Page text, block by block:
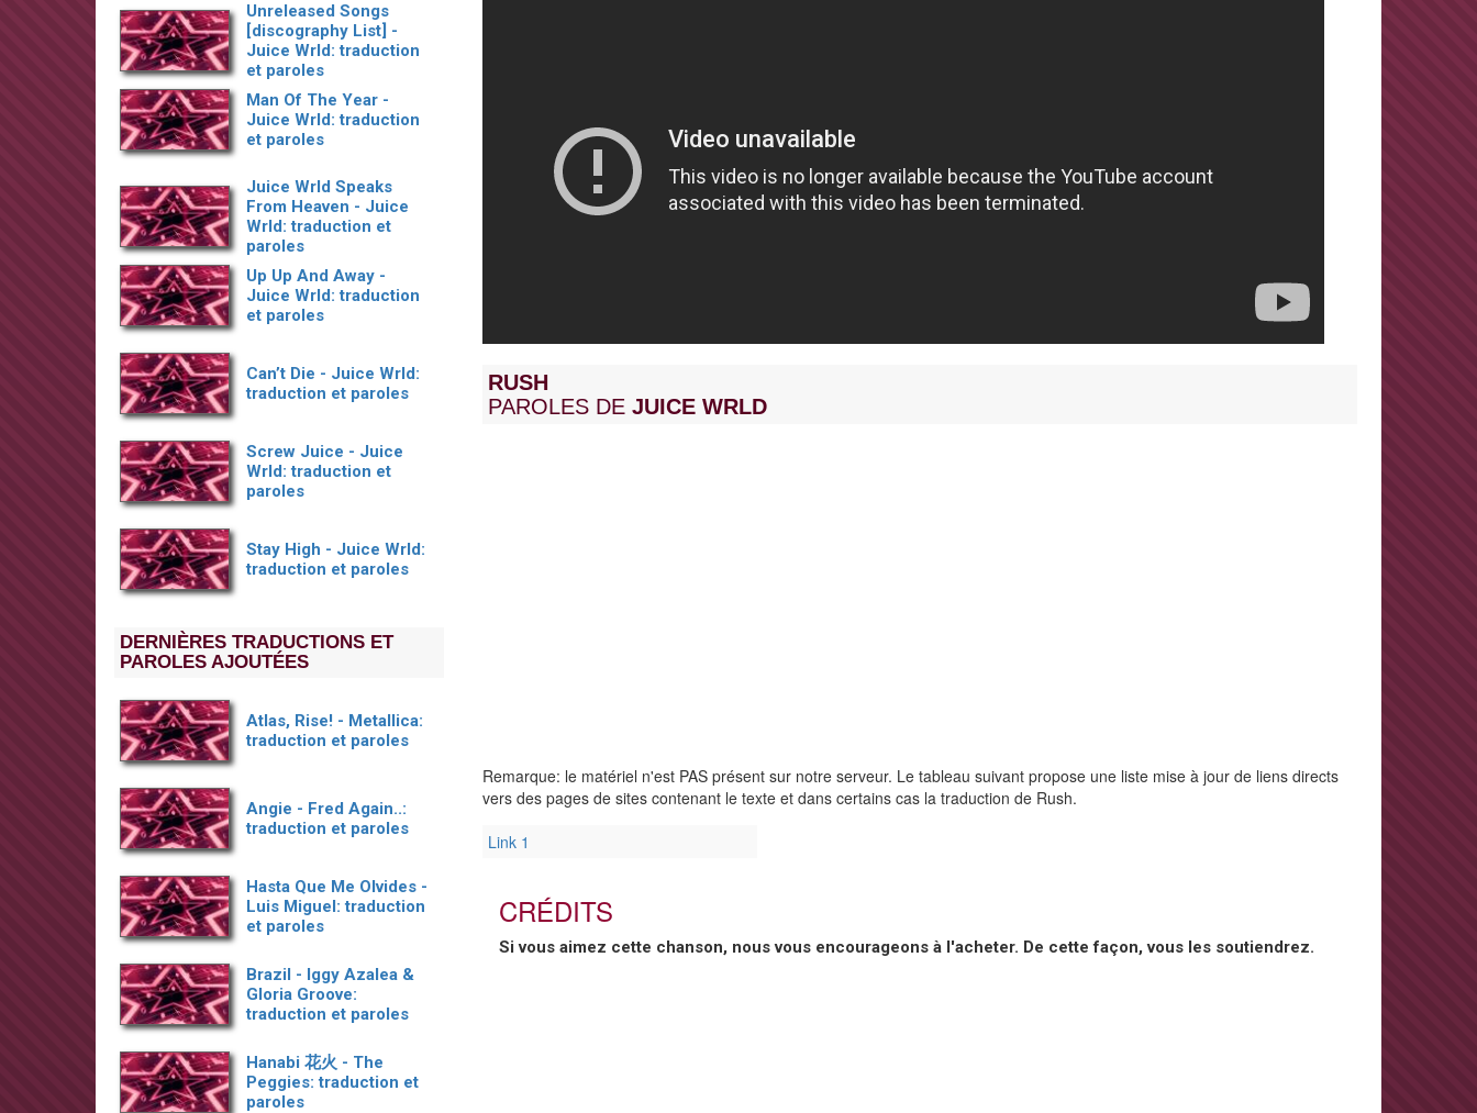
RUSH
PAROLES DE JUICE WRLD
Remarque: le matériel n'est PAS présent sur notre serveur. Le tableau suivant propose une liste mise à jour de liens directs
vers des pages de sites contenant le texte et dans certains cas la traduction de Rush.
Link 1
CRÉDITS
Si vous aimez cette chanson, nous vous encourageons à l'acheter. De cette façon, vous les soutiendrez.
Unreleased Songs
[discography List] -
Juice Wrld: traduction
et paroles
Man Of The Year -
Juice Wrld: traduction
et paroles
Juice Wrld Speaks
From Heaven - Juice
Wrld: traduction et
paroles
Up Up And Away -
Juice Wrld: traduction
et paroles
Can’t Die - Juice Wrld:
traduction et paroles
Screw Juice - Juice
Wrld: traduction et
paroles
Stay High - Juice Wrld:
traduction et paroles
DERNIÈRES TRADUCTIONS ET
PAROLES AJOUTÉES
Atlas, Rise! - Metallica:
traduction et paroles
Angie - Fred Again..:
traduction et paroles
Hasta Que Me Olvides -
Luis Miguel: traduction
et paroles
Brazil - Iggy Azalea &
Gloria Groove:
traduction et paroles
Hanabi 花火 - The
Peggies: traduction et
paroles